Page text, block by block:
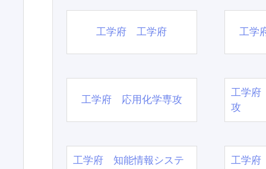
工学府 工学府 工学
工学府 応用化学専攻
工学府
攻
工学府 知能情報システ
工学府